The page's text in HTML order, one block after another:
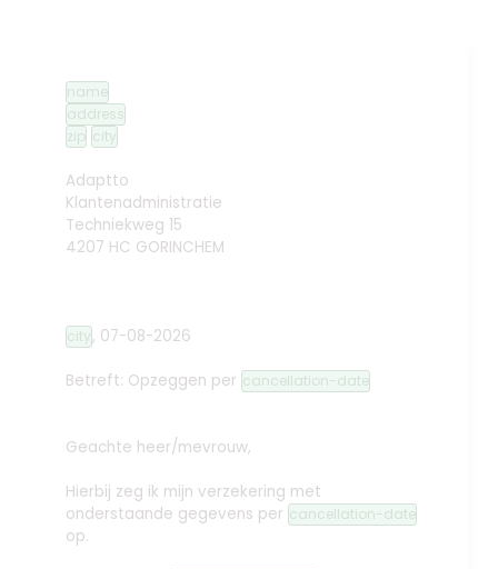
name
address
zip city
Adaptto
Klantenadministratie
Techniekweg 15
4207 HC GORINCHEM
city, 07-08-2026
Betreft: Opzeggen per cancellation-date
Geachte heer/mevrouw,
Hierbij zeg ik mijn verzekering met
onderstaande gegevens per cancellation-date
op.